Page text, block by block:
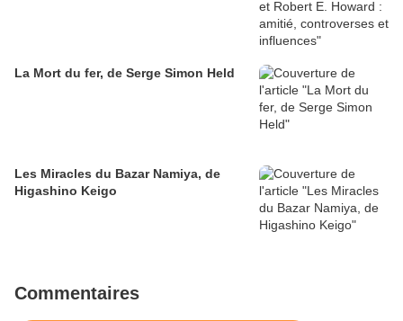
La Mort du fer, de Serge Simon Held
Les Miracles du Bazar Namiya, de
Higashino Keigo
Commentaires